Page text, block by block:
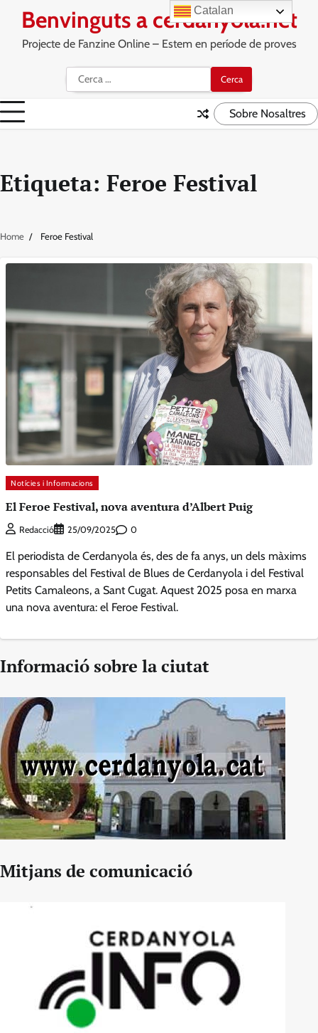
content
Benvinguts a cerdanyola.net
Projecte de Fanzine Online – Estem en període de proves
Cerca:
Sobre Nosaltres
Etiqueta: Feroe Festival
Home Feroe Festival
Notícies i Informacions
El Feroe Festival, nova aventura d’Albert Puig
Redacció 25/09/2025 0
El periodista de Cerdanyola és, des de fa anys, un dels màxims
responsables del Festival de Blues de Cerdanyola i del Festival
Petits Camaleons, a Sant Cugat. Aquest 2025 posa en marxa
una nova aventura: el Feroe Festival.
Informació sobre la ciutat
Mitjans de comunicació
Catalan